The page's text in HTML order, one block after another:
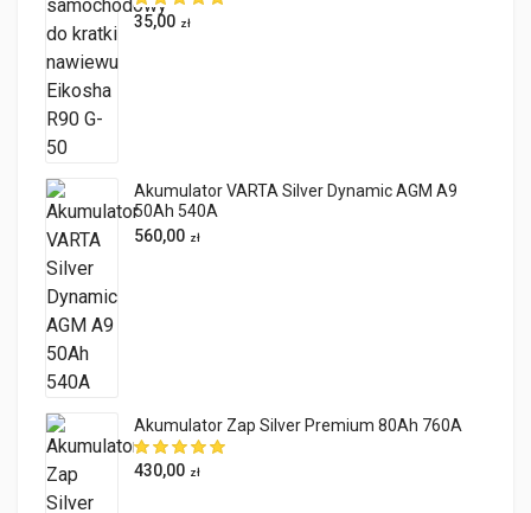
35,00 zł
Akumulator VARTA Silver Dynamic AGM A9
50Ah 540A
560,00 zł
Akumulator Zap Silver Premium 80Ah 760A
430,00 zł